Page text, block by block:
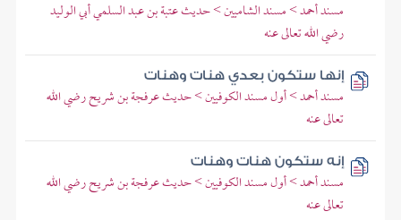
مسند أحمد > مسند الشاميين > حديث عتبة بن عبد السلمي أبي الوليد
رضي الله تعالى عنه
إنها ستكون بعدي هنات وهنات
مسند أحمد > أول مسند الكوفيين > حديث عرفجة بن شريح رضي الله
تعالى عنه
إنه ستكون هنات وهنات
مسند أحمد > أول مسند الكوفيين > حديث عرفجة بن شريح رضي الله
تعالى عنه